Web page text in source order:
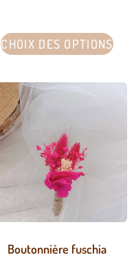
CHOIX DES OPTIONS
Boutonnière fuschia